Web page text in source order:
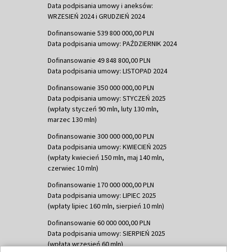
Data podpisania umowy i aneksów:
WRZESIEŃ 2024 i GRUDZIEŃ 2024
Dofinansowanie 539 800 000,00 PLN
Data podpisania umowy: PAŹDZIERNIK 2024
Dofinansowanie 49 848 800,00 PLN
Data podpisania umowy: LISTOPAD 2024
Dofinansowanie 350 000 000,00 PLN
Data podpisania umowy: STYCZEŃ 2025
(wpłaty styczeń 90 mln, luty 130 mln,
marzec 130 mln)
Dofinansowanie 300 000 000,00 PLN
Data podpisania umowy: KWIECIEŃ 2025
(wpłaty kwiecień 150 mln, maj 140 mln,
czerwiec 10 mln)
Dofinansowanie 170 000 000,00 PLN
Data podpisania umowy: LIPIEC 2025
(wpłaty lipiec 160 mln, sierpień 10 mln)
Dofinansowanie 60 000 000,00 PLN
Data podpisania umowy: SIERPIEŃ 2025
(wpłata wrzesień 60 mln)